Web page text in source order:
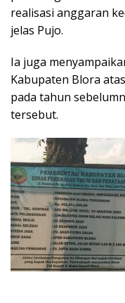
realisasi anggaran
jelas Pujo.
‎Ia juga
Kabupaten Blora
pada tahun
tersebut.